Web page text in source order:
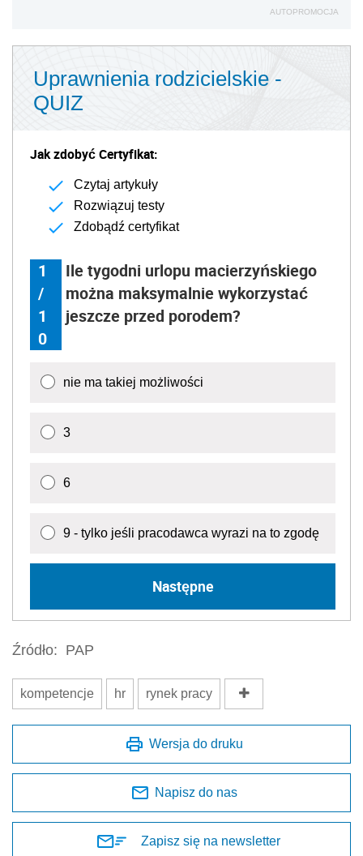
AUTOPROMOCJA
Uprawnienia rodzicielskie -
QUIZ
Jak zdobyć Certyfikat:
Czytaj artykuły
Rozwiązuj testy
Zdobądź certyfikat
1
/
1
0
Ile tygodni urlopu macierzyńskiego
można maksymalnie wykorzystać
jeszcze przed porodem?
nie ma takiej możliwości
3
6
9 - tylko jeśli pracodawca wyrazi na to zgodę
Następne
Źródło: PAP
kompetencje hr rynek pracy
Wersja do druku
Napisz do nas
Zapisz się na newsletter